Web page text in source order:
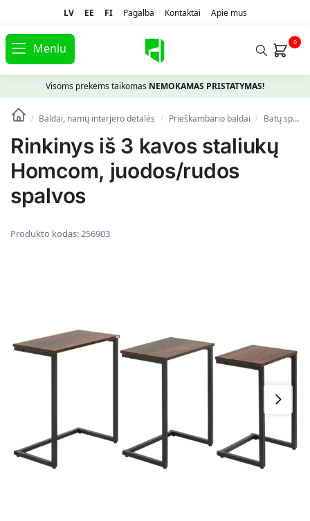
LV EE FI Pagalba Kontaktai Apie mus
Meniu 0
Visoms prekėms taikomas NEMOKAMAS PRISTATYMAS!
/ Baldai, namų interjero detalės / Prieškambario baldai / Batų spintelės, lentynos ir suolai
Rinkinys iš 3 kavos staliukų
Homcom, juodos/rudos
spalvos
Produkto kodas:256903